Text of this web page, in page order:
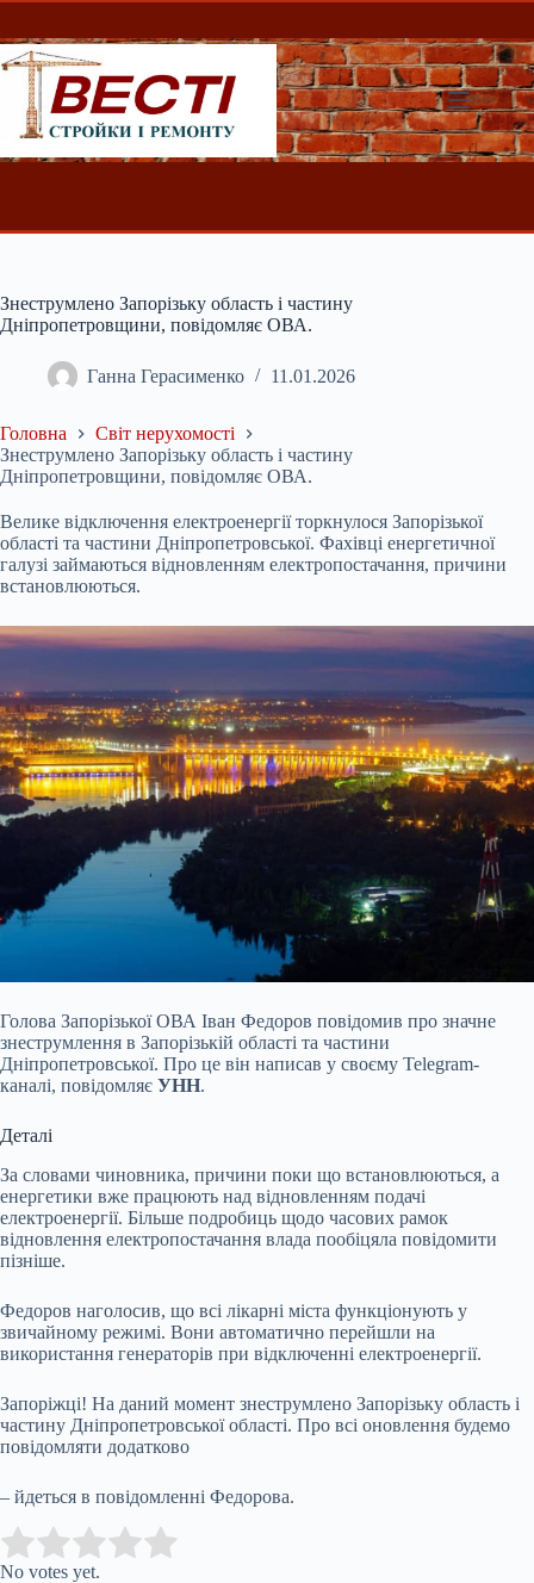
Перейти
вмісту
Знеструмлено Запорізьку область і частину
Дніпропетровщини, повідомляє ОВА.
Ганна Герасименко 11.01.2026
Головна
Світ нерухомості
Знеструмлено Запорізьку область і частину
Дніпропетровщини, повідомляє ОВА.
Велике відключення електроенергії торкнулося Запорізької
області та частини Дніпропетровської. Фахівці енергетичної
галузі займаються відновленням електропостачання, причини
встановлюються.
Голова Запорізької ОВА Іван Федоров повідомив про значне
знеструмлення в Запорізькій області та частини
Дніпропетровської. Про це він написав у своєму Telegram-
каналі, повідомляє УНН.
Деталі
За словами чиновника, причини поки що встановлюються, а
енергетики вже працюють над відновленням подачі
електроенергії. Більше подробиць щодо часових рамок
відновлення електропостачання влада пообіцяла повідомити
пізніше.
Федоров наголосив, що всі лікарні міста функціонують у
звичайному режимі. Вони автоматично перейшли на
використання генераторів при відключенні електроенергії.
Запоріжці! На даний момент знеструмлено Запорізьку область і
частину Дніпропетровської області. Про всі оновлення будемо
повідомляти додатково
– йдеться в повідомленні Федорова.
Rate this item:
No votes yet.